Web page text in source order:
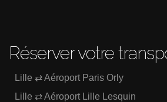
Réserver votre
Lille ⇄ Aéroport Paris Orly
Lille ⇄ Aéroport Lille Lesquin